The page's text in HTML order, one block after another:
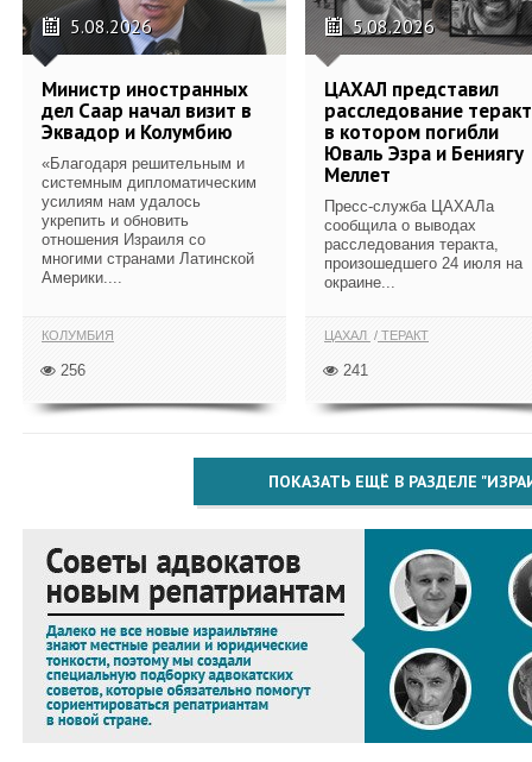
5.08.2026
Министр иностранных
дел Саар начал визит в
Эквадор и Колумбию
«Благодаря решительным и
системным дипломатическим
усилиям нам удалось
укрепить и обновить
отношения Израиля со
многими странами Латинской
Америки....
КОЛУМБИЯ
256
5.08.2026
ЦАХАЛ представил
расследование
в котором погибли
Юваль Эзра и Бениягу
Меллет
Пресс-служба ЦАХАЛа
сообщила о выводах
расследования теракта,
произошедшего 24 июля на
окраине...
ЦАХАЛ ТЕРАКТ
241
ПОКАЗАТЬ ЕЩЁ В РАЗДЕЛЕ